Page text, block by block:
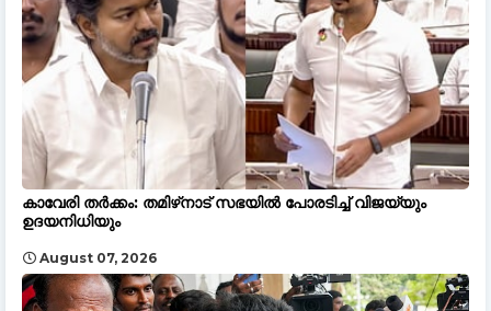
കാവേരി തർക്കം: തമിഴ്‌നാട് സഭയിൽ പോരടിച്ച് വിജയ്‌യും
ഉദയനിധിയും
August 07, 2026